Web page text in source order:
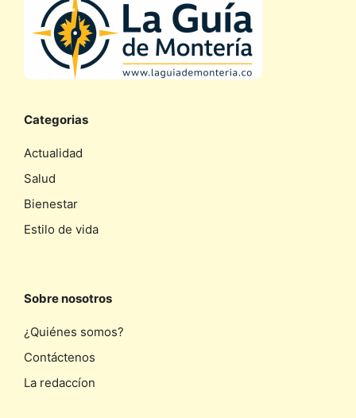
Categorias
Actualidad
Salud
Bienestar
Estilo de vida
Sobre nosotros
¿Quiénes somos?
Contáctenos
La redaccíon